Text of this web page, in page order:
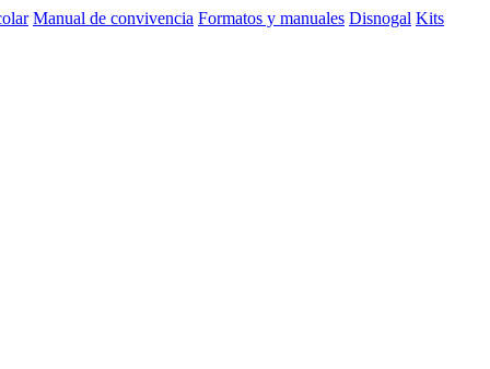
Manual de convivencia Formatos y manuales Disnogal Kits